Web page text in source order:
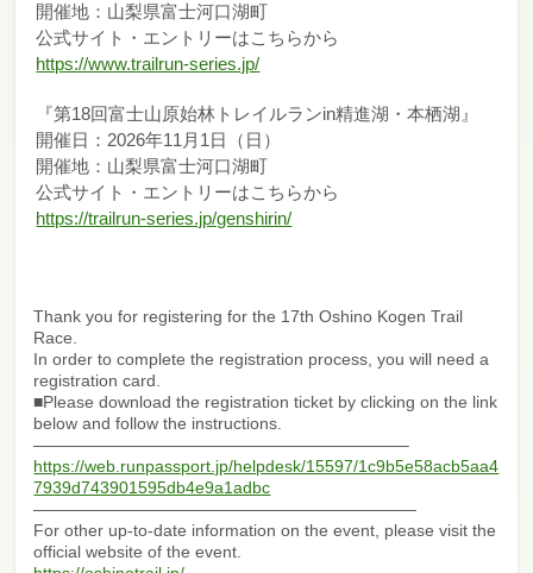
開催地：山梨県富士河口湖町
公式サイト・エントリーはこちらから
https://www.trailrun-series.jp/
『第18回富士山原始林トレイルランin精進湖・本栖湖』
開催日：2026年11月1日（日）
開催地：山梨県富士河口湖町
公式サイト・エントリーはこちらから
https://trailrun-series.jp/genshirin/
Thank you for registering for the 17th Oshino Kogen Trail
Race.
In order to complete the registration process, you will need a
registration card.
■Please download the registration ticket by clicking on the link
below and follow the instructions.
——————————————————————–
https://web.runpassport.jp/helpdesk/15597/1c9b5e58acb5aa4
7939d743901595db4e9a1adbc
———————————————————————
For other up-to-date information on the event, please visit the
official website of the event.